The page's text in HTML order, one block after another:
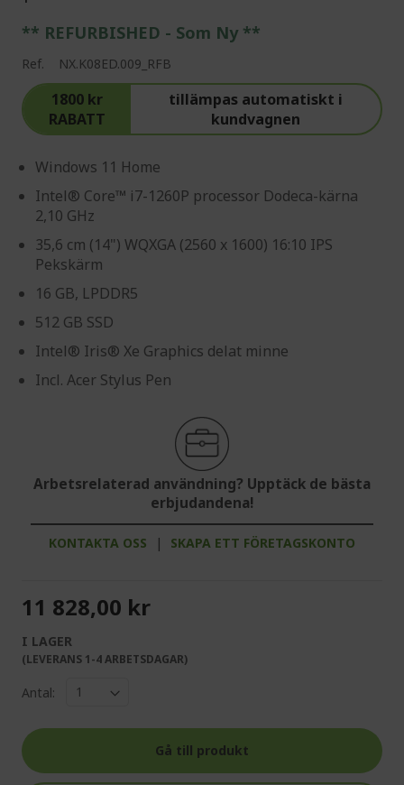
** REFURBISHED - Som Ny **
Ref. NX.K08ED.009_RFB
1800 kr
RABATT
tillämpas automatiskt i
kundvagnen
Windows 11 Home
Intel® Core™ i7-1260P processor Dodeca-kärna
2,10 GHz
35,6 cm (14") WQXGA (2560 x 1600) 16:10 IPS
Pekskärm
16 GB, LPDDR5
512 GB SSD
Intel® Iris® Xe Graphics delat minne
Incl. Acer Stylus Pen
Arbetsrelaterad användning? Upptäck de bästa
erbjudandena!
KONTAKTA OSS | SKAPA ETT FÖRETAGSKONTO
11 828,00 kr
I LAGER
(LEVERANS 1-4 ARBETSDAGAR)
Antal:
Gå till produkt